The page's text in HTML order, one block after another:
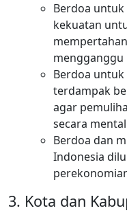
Berdoa
kekuatan
mengganggu
Berdoa
terdampak
agar
secara
Berdoa dan
Indonesia
Kota dan